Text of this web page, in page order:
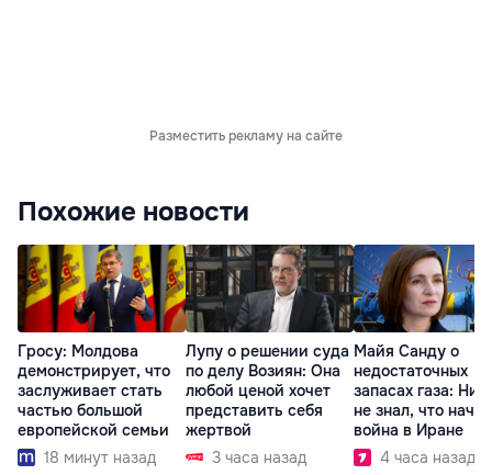
Разместить рекламу на сайте
Похожие новости
Гросу: Молдова
демонстрирует, что
заслуживает стать
частью большой
европейской семьи
18 минут назад
Лупу о решении суда
по делу Возиян: Она
любой ценой хочет
представить себя
жертвой
3 часа назад
Майя Санду о
недостаточных
запасах газа:
не знал, что
война в Иране
4 часа назад